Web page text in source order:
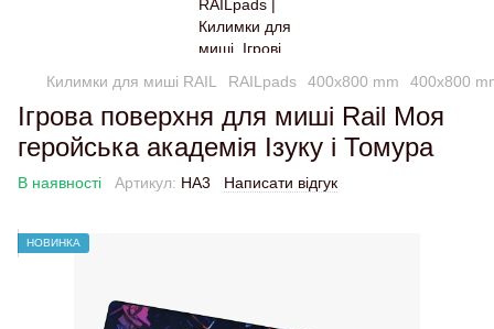
Килимки для миші RAIL RAILpads 400x800 mm 400x800
Ігрова поверхня для миші Rail Моя
геройська академія Ізуку і Томура
В наявності Артикул: HA3 Написати відгук
НОВИНКА